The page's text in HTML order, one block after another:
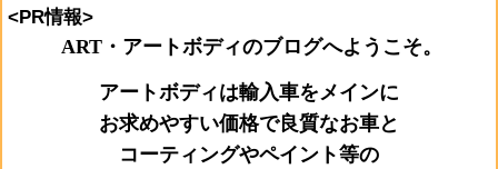
<PR情報>
ART・アートボディのブログへようこそ。
アートボディは輸入車をメインに
お求めやすい価格で良質なお車と
コーティングやペイント等の